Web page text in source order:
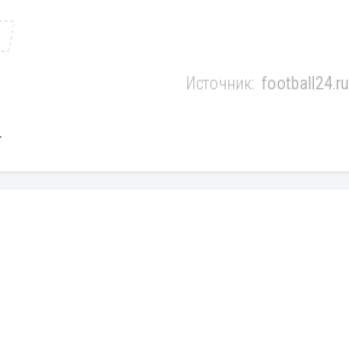
football24.ru